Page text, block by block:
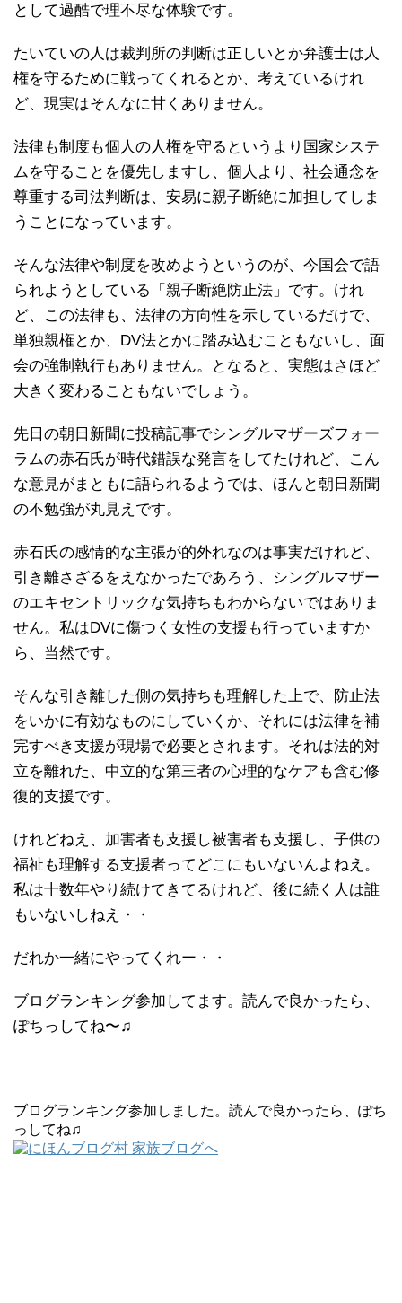
として過酷で理不尽な体験です。
たいていの人は裁判所の判断は正しいとか弁護士は人
権を守るために戦ってくれるとか、考えているけれ
ど、現実はそんなに甘くありません。
法律も制度も個人の人権を守るというより国家システ
ムを守ることを優先しますし、個人より、社会通念を
尊重する司法判断は、安易に親子断絶に加担してしま
うことになっています。
そんな法律や制度を改めようというのが、今国会で語
られようとしている「親子断絶防止法」です。けれ
ど、この法律も、法律の方向性を示しているだけで、
単独親権とか、DV法とかに踏み込むこともないし、面
会の強制執行もありません。となると、実態はさほど
大きく変わることもないでしょう。
先日の朝日新聞に投稿記事でシングルマザーズフォー
ラムの赤石氏が時代錯誤な発言をしてたけれど、こん
な意見がまともに語られるようでは、ほんと朝日新聞
の不勉強が丸見えです。
赤石氏の感情的な主張が的外れなのは事実だけれど、
引き離さざるをえなかったであろう、シングルマザー
のエキセントリックな気持ちもわからないではありま
せん。私はDVに傷つく女性の支援も行っていますか
ら、当然です。
そんな引き離した側の気持ちも理解した上で、防止法
をいかに有効なものにしていくか、それには法律を補
完すべき支援が現場で必要とされます。それは法的対
立を離れた、中立的な第三者の心理的なケアも含む修
復的支援です。
けれどねえ、加害者も支援し被害者も支援し、子供の
福祉も理解する支援者ってどこにもいないんよねえ。
私は十数年やり続けてきてるけれど、後に続く人は誰
もいないしねえ・・
だれか一緒にやってくれー・・
ブログランキング参加してます。読んで良かったら、
ぽちっしてね〜♫
ブログランキング参加しました。読んで良かったら、ぽち
っしてね♫